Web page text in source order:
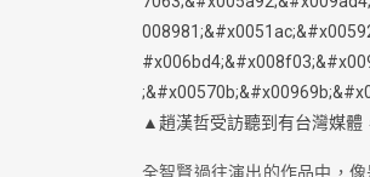
▲趙漢哲受訪聽到有台灣媒體
全智賢過往演出的作品中，